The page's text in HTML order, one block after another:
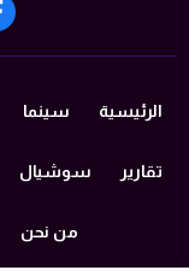
الرئيسية سينما
تقارير سوشيال
من نحن